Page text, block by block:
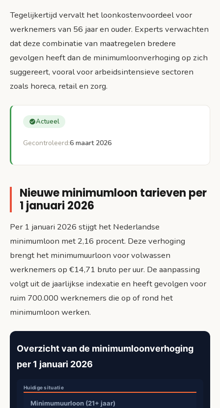
Tegelijkertijd vervalt het loonkostenvoordeel voor
werknemers van 56 jaar en ouder. Experts verwachten
dat deze combinatie van maatregelen bredere
gevolgen heeft dan de minimumloonverhoging op zich
suggereert, vooral voor arbeidsintensieve sectoren
zoals horeca, retail en zorg.
Actueel
Gecontroleerd:6 maart 2026
Nieuwe minimumloon tarieven per
1 januari 2026
Per 1 januari 2026 stijgt het Nederlandse
minimumloon met 2,16 procent. Deze verhoging
brengt het minimumuurloon voor volwassen
werknemers op €14,71 bruto per uur. De aanpassing
volgt uit de jaarlijkse indexatie en heeft gevolgen voor
ruim 700.000 werknemers die op of rond het
minimumloon werken.
Overzicht van de minimumloonverhoging
per 1 januari 2026
Minimumuurloon (21+ jaar)